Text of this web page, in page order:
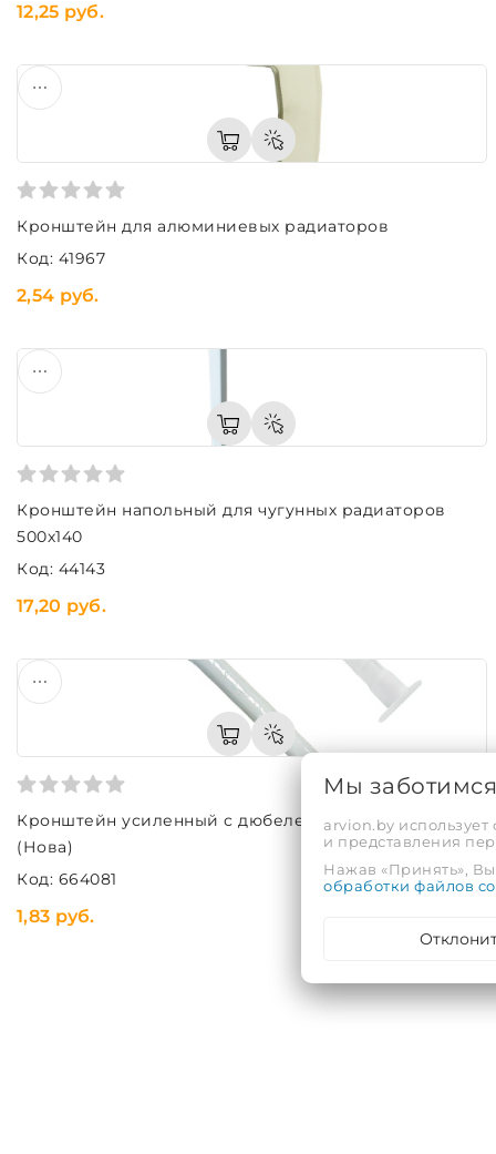
12,25 руб.
Кронштейн для алюминиевых радиаторов
Код: 41967
2,54 руб.
Кронштейн напольный для чугунных радиаторов
500х140
Код: 44143
17,20 руб.
Кронштейн усиленный с дюбелем 200мм - Ø9мм
(Нова)
Код: 664081
1,83 руб.
Мы
arvion.by
и представления
Нажав «Принять», Вы
обработки файлов